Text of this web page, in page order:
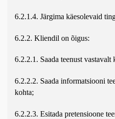
6.2.1.4. Järgima käesolevaid
6.2.2. Kliendil on õigus:
6.2.2.1. Saada teenust
6.2.2.2. Saada informatsiooni
kohta;
6.2.2.3. Esitada pretensioone